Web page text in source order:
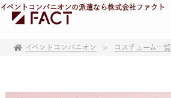
イベントコンパニオンの派遣なら株式会社ファクト
イベントコンパニオン コスチューム一覧